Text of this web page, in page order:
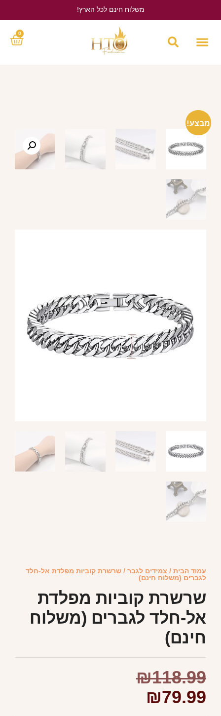
משלוח חינם לכל הארץ!
0
מבצע!
עמוד הבית / צמידים לגבר / שרשרת קוביות מפלדת אל-חלד
לגברים (משלוח חינם)
שרשרת קוביות מפלדת
אל-חלד לגברים (משלוח
חינם)
₪118.99
₪79.99